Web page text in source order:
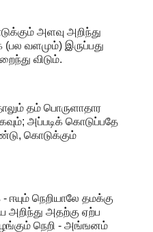
அளவு அறிந்து
வளமும்) இருப்பது
விடும்.
தம் பொருளாதார
அப்படிக் கொடுப்பதே
கொடுக்கும்
நெறியாலே தமக்கு
அதற்கு ஏற்ப
நெறி - அங்ஙனம்